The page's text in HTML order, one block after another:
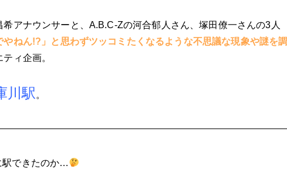
希アナウンサーと、A.B.C-Zの河合郁人さん、塚田僚一さんの3人
ねん!?」と思わずツッコミたくなるような不思議な現象や謎を調
ィ企画。
川駅 。
駅できたのか…